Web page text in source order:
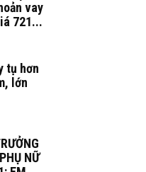
vay
721...
tụ hơn
lớn
NỮ